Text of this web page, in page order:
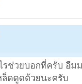
รช่วยบอกที่ครับ อืม
ล็ดดูดด้วยนะครับ